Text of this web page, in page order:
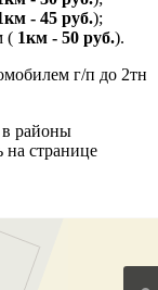
- 45 руб.);
( 1км - 50 руб.).
г/п до 2тн
районы
на странице